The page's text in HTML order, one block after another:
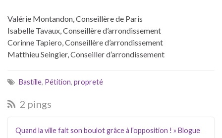
Valérie Montandon, Conseillère de Paris
Isabelle Tavaux, Conseillère d’arrondissement
Corinne Tapiero, Conseillère d’arrondissement
Matthieu Seingier, Conseiller d’arrondissement
Bastille, Pétition, propreté
2 pings
Quand la ville fait son boulot grâce à l’opposition ! » Blogue